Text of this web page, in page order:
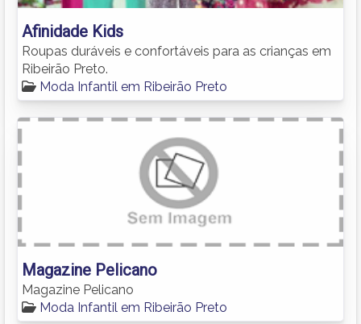
Afinidade Kids
Roupas duráveis e confortáveis para as crianças em
Ribeirão Preto.
Moda Infantil em Ribeirão Preto
Magazine Pelicano
Magazine Pelicano
Moda Infantil em Ribeirão Preto